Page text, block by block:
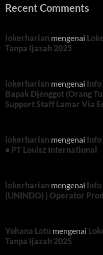
Recent Comments
lokerharian mengenai
Tanpa Ijazah 2025
lokerharian mengenai Info
Bapak Djenggot (Orang
Support Staff Lamar Via
lokerharian mengenai Info
• PT Louisz International
lokerharian mengenai Info
(UNINDO) | Operator
Yohana Lotu mengenai
Tanpa Ijazah 2025